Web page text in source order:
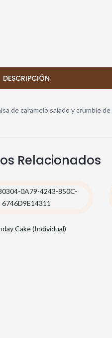
DESCRIPCIÓN
de caramelo salado y crumble
Relacionados
Cake (Individual)